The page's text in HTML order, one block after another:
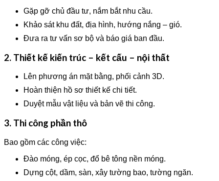
Gặp gỡ chủ đầu tư, nắm bắt nhu cầu.
Khảo sát khu đất, địa hình, hướng nắng – gió.
Đưa ra tư vấn sơ bộ và báo giá ban đầu.
2. Thiết kế kiến trúc – kết cấu – nội thất
Lên phương án mặt bằng, phối cảnh 3D.
Hoàn thiện hồ sơ thiết kế chi tiết.
Duyệt mẫu vật liệu và bản vẽ thi công.
3. Thi công phần thô
Bao gồm các công việc:
Đào móng, ép cọc, đổ bê tông nền móng.
Dựng cột, dầm, sàn, xây tường bao, tường ngăn.